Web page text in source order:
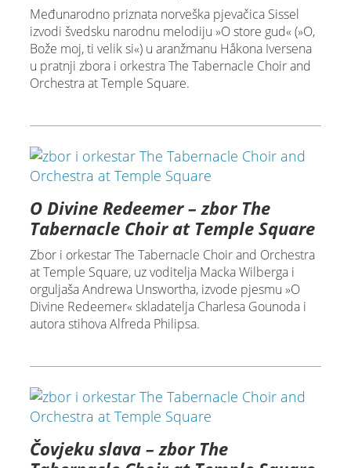
Međunarodno priznata norveška pjevačica Sissel
izvodi švedsku narodnu melodiju »O store gud« (»O,
Bože moj, ti velik si«) u aranžmanu Håkona Iversena
u pratnji zbora i orkestra The Tabernacle Choir and
Orchestra at Temple Square.
O Divine Redeemer – zbor The
Tabernacle Choir at Temple Square
Zbor i orkestar The Tabernacle Choir and Orchestra
at Temple Square, uz voditelja Macka Wilberga i
orguljaša Andrewa Unswortha, izvode pjesmu »O
Divine Redeemer« skladatelja Charlesa Gounoda i
autora stihova Alfreda Philipsa.
Čovjeku slava – zbor The